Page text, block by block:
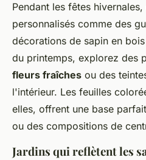
Pendant les fêtes
personnalisés comme des
décorations de sapin en
du printemps, explorez des
fleurs fraîches ou des
l'intérieur. Les feuilles
elles, offrent une base
ou des compositions de
Jardins qui reflètent les